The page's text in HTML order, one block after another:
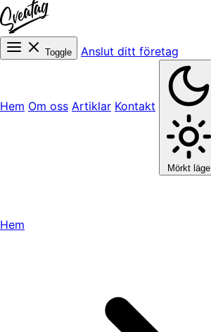
Toggle Anslut ditt företag
Hem Om oss Artiklar Kontakt
Mörkt läge
Hem